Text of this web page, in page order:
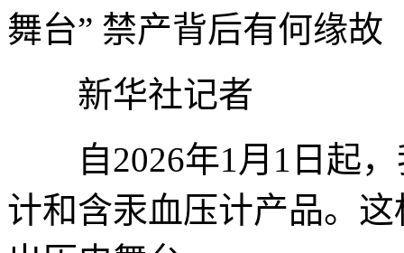
舞台” 禁产背后有何缘故
新华社记者
自2026年1月1日起，
计和含汞血压计产品。